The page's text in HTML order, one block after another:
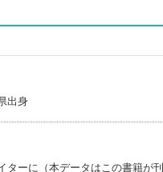
出身
ターに（本データはこの書籍が